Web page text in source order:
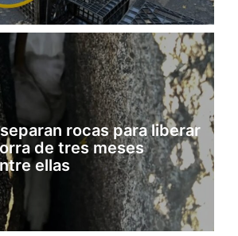
rocas para liberar
de tres meses
ellas